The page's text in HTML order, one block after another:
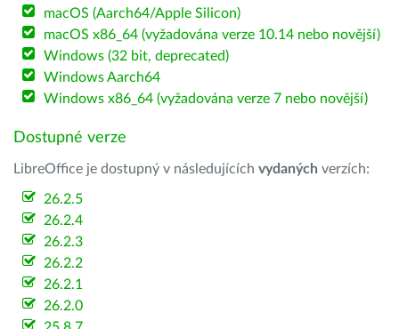
macOS (Aarch64/Apple Silicon)
macOS x86_64 (vyžadována verze 10.14 nebo novější)
Windows (32 bit, deprecated)
Windows Aarch64
Windows x86_64 (vyžadována verze 7 nebo novější)
Dostupné verze
LibreOffice je dostupný v následujících vydaných verzích:
26.2.5
26.2.4
26.2.3
26.2.2
26.2.1
26.2.0